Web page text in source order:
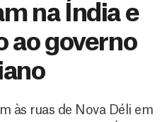
na Índia e
ao governo
às ruas de Nova Déli em